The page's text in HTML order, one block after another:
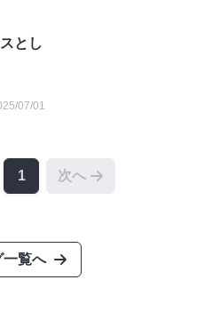
とし
07/01
1 次へ
一覧へ